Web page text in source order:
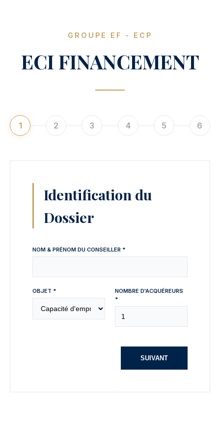
GROUPE EF - ECP
ECI FINANCEMENT
1 2 3 4 5 6
Identification du
Dossier
NOM & PRÉNOM DU CONSEILLER *
OBJET *
NOMBRE D'ACQUÉREURS
*
SUIVANT